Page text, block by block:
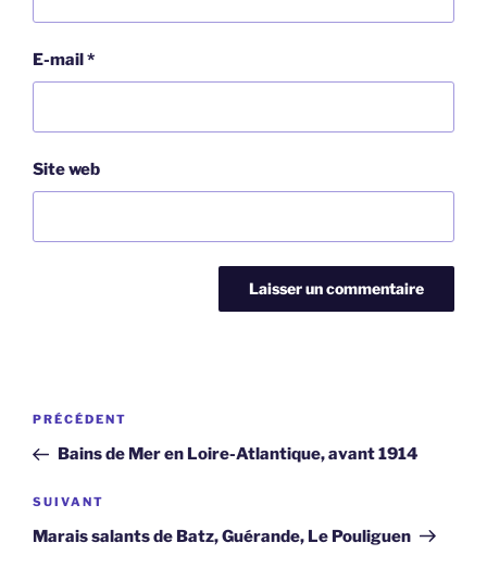
E-mail*
Site web
Navigation
l’article
Article
précédent
PRÉCÉDENT
Bains de Mer en Loire-Atlantique, avant 1914
Article
suivant
SUIVANT
Marais salants de Batz, Guérande, Le Pouliguen